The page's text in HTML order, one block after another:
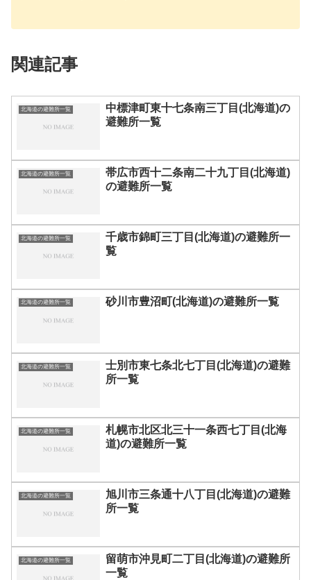
関連記事
北海道の避難所一覧
中標津町東十七条南三丁目(北海道)の
避難所一覧
北海道の避難所一覧
帯広市西十二条南二十九丁目(北海道)
の避難所一覧
北海道の避難所一覧
千歳市錦町三丁目(北海道)の避難所一
覧
北海道の避難所一覧 砂川市豊沼町(北海道)の避難所一覧
北海道の避難所一覧
士別市東七条北七丁目(北海道)の避難
所一覧
北海道の避難所一覧
札幌市北区北三十一条西七丁目(北海
道)の避難所一覧
北海道の避難所一覧
旭川市三条通十八丁目(北海道)の避難
所一覧
北海道の避難所一覧
留萌市沖見町二丁目(北海道)の避難所
一覧